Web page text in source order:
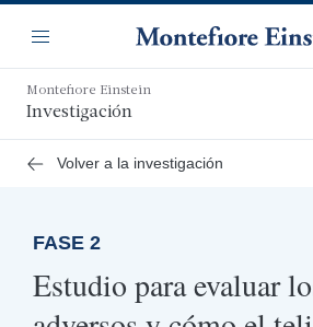
contenido
principal
Navegación
Menú
Montefiore Einstein
Investigación
Volver a la investigación
FASE 2
Estudio para evaluar